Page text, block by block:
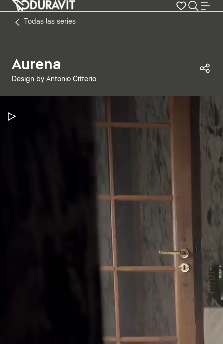
Todas las series
Aurena
Design by Antonio Citterio
Pausar vídeo